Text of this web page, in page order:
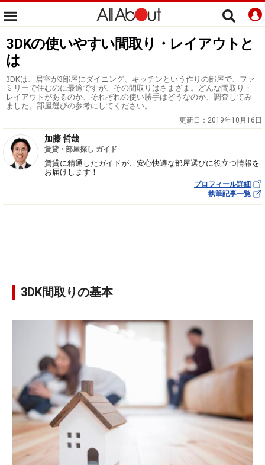
3DKの使いやすい間取り・レイアウトと
は
3DKは、居室が3部屋にダイニング、キッチンという作りの部屋で、ファ
ミリーで住むのに最適ですが、その間取りはさまざま。どんな間取り・
レイアウトがあるのか、それぞれの使い勝手はどうなのか、調査してみ
ました。部屋選びの参考にしてください。
更新日： 2019年10月16日
加藤 哲哉
賃貸・部屋探し ガイド
賃貸に精通したガイドが、安心快適な部屋選びに役立つ情報を
お届けします！
プロフィール詳細
執筆記事一覧
3DK間取りの基本